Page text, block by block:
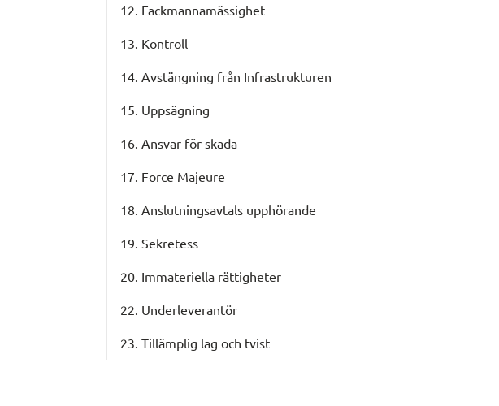
12. Fackmannamässighet
13. Kontroll
14. Avstängning från Infrastrukturen
15. Uppsägning
16. Ansvar för skada
17. Force Majeure
18. Anslutningsavtals upphörande
19. Sekretess
20. Immateriella rättigheter
22. Underleverantör
23. Tillämplig lag och tvist